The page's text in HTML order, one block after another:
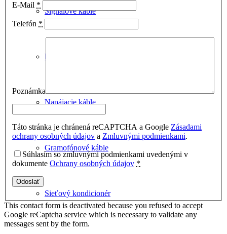
Signálové káble
Digitálne káble
Napájacie káble
Gramofónové káble
Sieťový kondicionér
E-Mail *
Telefón *
Poznámka
Táto stránka je chránená reCAPTCHA a Google Zásadami
ochrany osobných údajov a Zmluvnými podmienkami.
Súhlasím so zmluvnými podmienkami uvedenými v
dokumente Ochrany osobných údajov *
This contact form is deactivated because you refused to accept
Google reCaptcha service which is necessary to validate any
messages sent by the form.